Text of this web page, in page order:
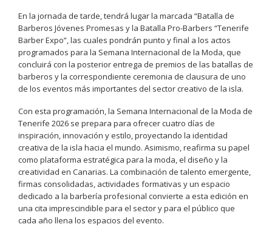
En la jornada de tarde, tendrá lugar la marcada “Batalla de
Barberos Jóvenes Promesas y la Batalla Pro-Barbers “Tenerife
Barber Expo”, las cuales pondrán punto y final a los actos
programados para la Semana Internacional de la Moda, que
concluirá con la posterior entrega de premios de las batallas de
barberos y la correspondiente ceremonia de clausura de uno
de los eventos más importantes del sector creativo de la isla.
Con esta programación, la Semana Internacional de la Moda de
Tenerife 2026 se prepara para ofrecer cuatro días de
inspiración, innovación y estilo, proyectando la identidad
creativa de la isla hacia el mundo. Asimismo, reafirma su papel
como plataforma estratégica para la moda, el diseño y la
creatividad en Canarias. La combinación de talento emergente,
firmas consolidadas, actividades formativas y un espacio
dedicado a la barbería profesional convierte a esta edición en
una cita imprescindible para el sector y para el público que
cada año llena los espacios del evento.